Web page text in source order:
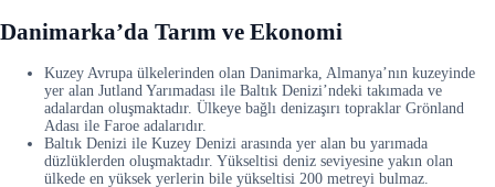
Danimarka’da Tarım ve Ekonomi
Kuzey Avrupa ülkelerinden olan Danimarka, Almanya’nın kuzeyinde
yer alan Jutland Yarımadası ile Baltık Denizi’ndeki takımada ve
adalardan oluşmaktadır. Ülkeye bağlı denizaşırı topraklar Grönland
Adası ile Faroe adalarıdır.
Baltık Denizi ile Kuzey Denizi arasında yer alan bu yarımada
düzlüklerden oluşmaktadır. Yükseltisi deniz seviyesine yakın olan
ülkede en yüksek yerlerin bile yükseltisi 200 metreyi bulmaz.